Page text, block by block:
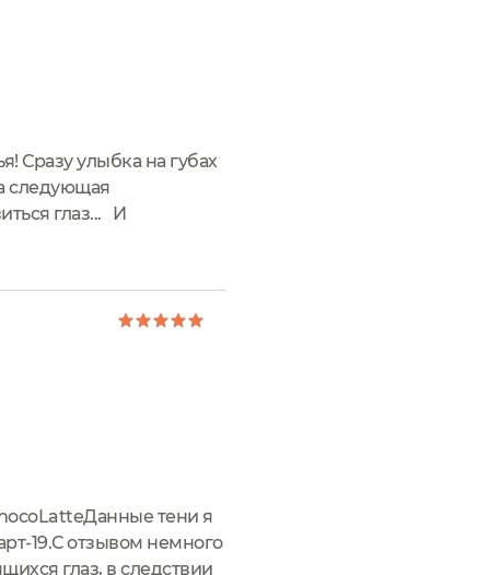
Сразу улыбка на губах
следующая
глаз... И
тени я
19.С отзывом немного
глаз, в следствии